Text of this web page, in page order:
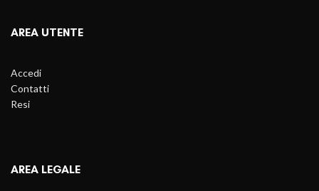
AREA UTENTE
Accedi
Contatti
Resi
AREA LEGALE